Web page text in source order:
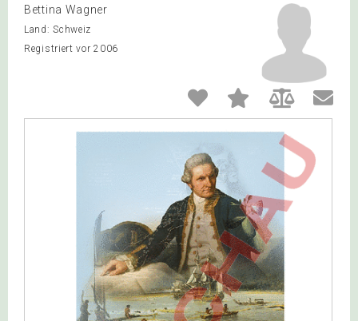
Bettina Wagner
Land: Schweiz
Registriert vor 2006